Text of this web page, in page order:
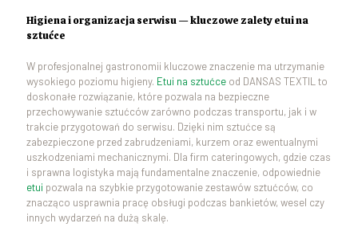
Higiena i organizacja serwisu — kluczowe zalety etui na
sztućce
W profesjonalnej gastronomii kluczowe znaczenie ma utrzymanie
wysokiego poziomu higieny. Etui na sztućce od DANSAS TEXTIL to
doskonałe rozwiązanie, które pozwala na bezpieczne
przechowywanie sztućców zarówno podczas transportu, jak i w
trakcie przygotowań do serwisu. Dzięki nim sztućce są
zabezpieczone przed zabrudzeniami, kurzem oraz ewentualnymi
uszkodzeniami mechanicznymi. Dla firm cateringowych, gdzie czas
i sprawna logistyka mają fundamentalne znaczenie, odpowiednie
etui pozwala na szybkie przygotowanie zestawów sztućców, co
znacząco usprawnia pracę obsługi podczas bankietów, wesel czy
innych wydarzeń na dużą skalę.